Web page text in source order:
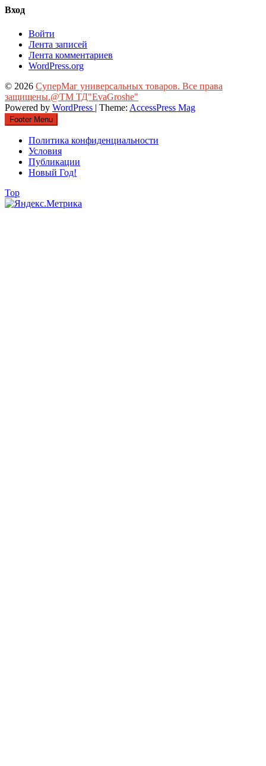
Вход
Войти
Лента записей
Лента комментариев
WordPress.org
© 2026 СуперМаг универсальных товаров. Все права
защищены.@ТМ ТД"EvaGroshe"
Powered by WordPress | Theme: AccessPress Mag
Footer Menu
Политика конфиденциальности
Условия
Публикации
Новый Год!
Top